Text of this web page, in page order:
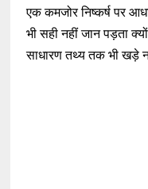
एक कमजोर निष्कर्ष पर
भी सही नहीं जान पड़ता
साधारण तथ्य तक भी खड़े